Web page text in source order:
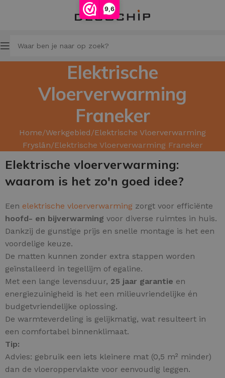
9,6
Elektrische
Vloerverwarming
Franeker
Home Werkgebied Elektrische Vloerverwarming
Fryslân Elektrische Vloerverwarming Franeker
Elektrische vloerverwarming:
waarom is het zo'n goed idee?
Een elektrische vloerverwarming zorgt voor efficiënte
hoofd- en bijverwarming voor diverse ruimtes in huis.
Dankzij de gunstige prijs en snelle montage is het een
voordelige keuze.
De matten kunnen zonder extra stappen worden
geïnstalleerd in tegellijm of egaline.
Met een lange levensduur, 25 jaar garantie en
energiezuinigheid is het een milieuvriendelijke én
budgetvriendelijke oplossing.
De warmteverdeling is gelijkmatig, wat resulteert in
een comfortabel binnenklimaat.
Tip:
Advies: gebruik een iets kleinere mat (0,5 m² minder)
dan de vloeroppervlakte voor eenvoudig leggen.